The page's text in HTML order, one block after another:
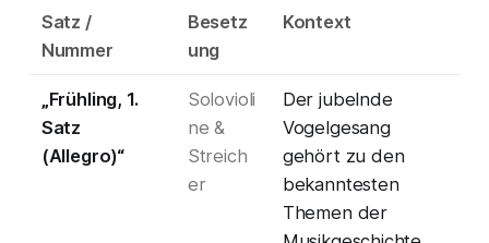
Satz /
Nummer
Besetz
ung
Kontext
„Frühling, 1.
Satz
(Allegro)“
Solovioli
ne &
Streich
er
Der jubelnde
Vogelgesang
gehört zu den
bekanntesten
Themen der